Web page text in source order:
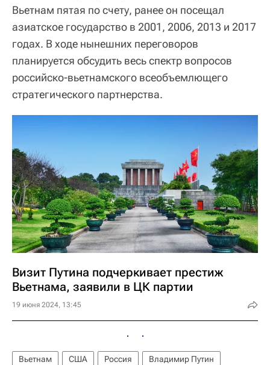
Вьетнам пятая по счету, ранее он посещал
азиатское государство в 2001, 2006, 2013 и 2017
годах. В ходе нынешних переговоров
планируется обсудить весь спектр вопросов
российско-вьетнамского всеобъемлющего
стратегического партнерства.
Визит Путина подчеркивает престиж
Вьетнама, заявили в ЦК партии
19 июня 2024, 13:45
Вьетнам США Россия
Владимир Путин